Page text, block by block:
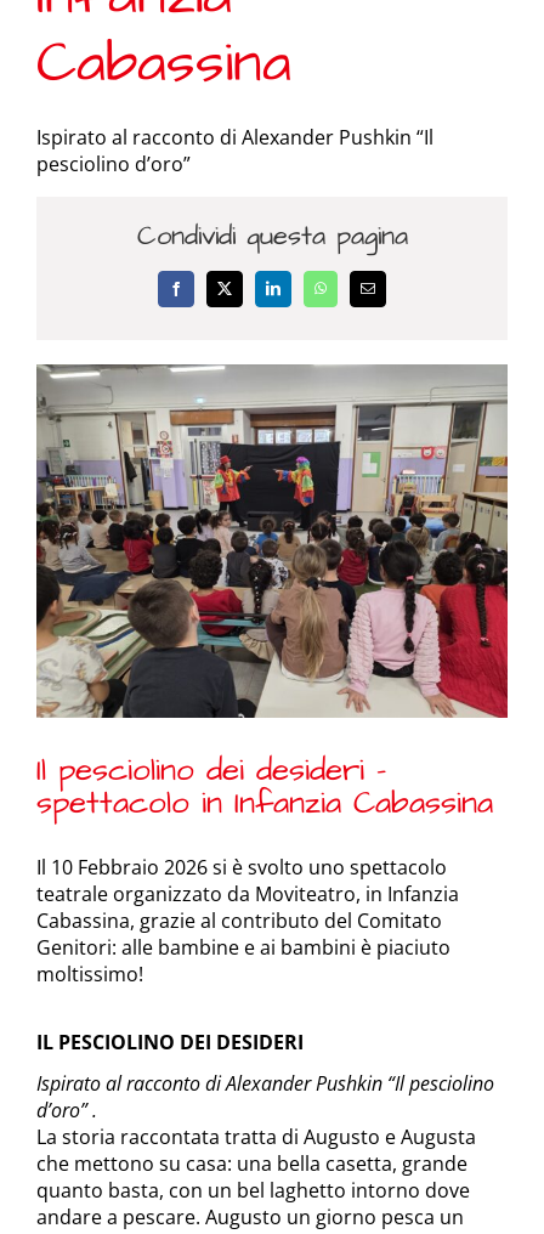
Cabassina
Ispirato al racconto di Alexander Pushkin “Il
pesciolino d’oro”
Condividi questa pagina
Facebook
X LinkedInWhatsAppEmail
Il pesciolino dei desideri –
spettacolo in Infanzia Cabassina
Il 10 Febbraio 2026 si è svolto uno spettacolo
teatrale organizzato da Moviteatro, in Infanzia
Cabassina, grazie al contributo del Comitato
Genitori: alle bambine e ai bambini è piaciuto
moltissimo!
IL PESCIOLINO DEI DESIDERI
Ispirato al racconto di Alexander Pushkin “Il pesciolino
d’oro” .
La storia raccontata tratta di Augusto e Augusta
che mettono su casa: una bella casetta, grande
quanto basta, con un bel laghetto intorno dove
andare a pescare. Augusto un giorno pesca un